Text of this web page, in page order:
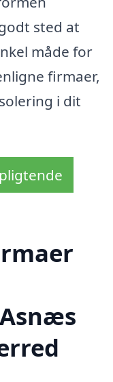
sted at
måde for
firmaer,
i dit